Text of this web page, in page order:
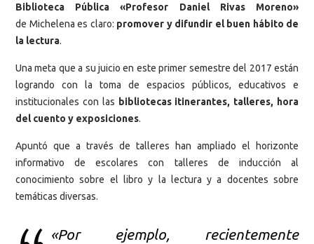
Biblioteca Pública «Profesor Daniel Rivas Moreno»
de Michelena es claro: promover y difundir el buen hábito de
la lectura.
Una meta que a su juicio en este primer semestre del 2017 están
logrando con la toma de espacios públicos, educativos e
institucionales con las bibliotecas itinerantes, talleres, hora
del cuento y exposiciones.
Apuntó que a través de talleres han ampliado el horizonte
informativo de escolares con talleres de inducción al
conocimiento sobre el libro y la lectura y a docentes sobre
temáticas diversas.
«Por ejemplo, recientemente